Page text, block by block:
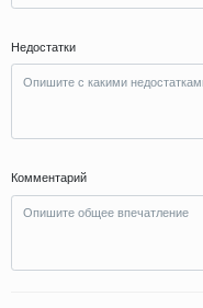
Недостатки
Комментарий